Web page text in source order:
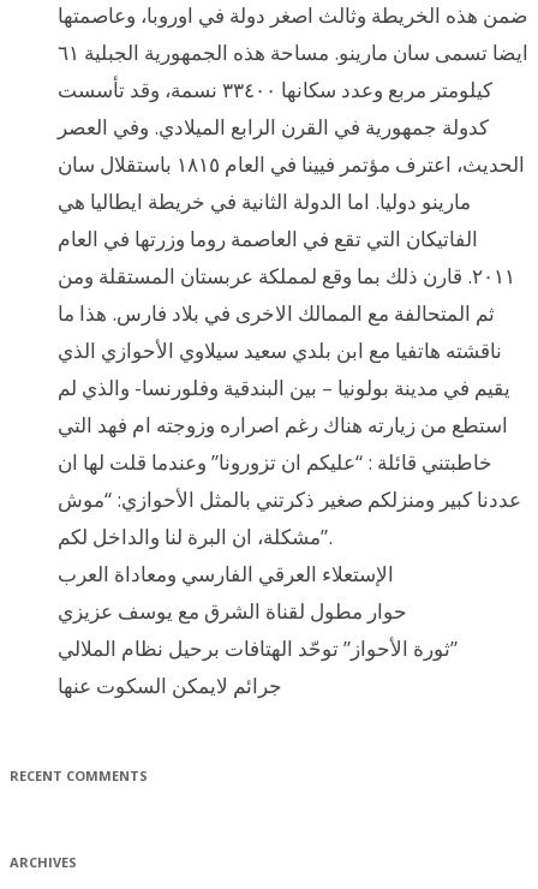
ضمن هذه الخريطة وثالث اصغر دولة في اوروبا، وعاصمتها
ايضا تسمى سان مارينو. مساحة هذه الجمهورية الجبلية ٦١
كيلومتر مربع وعدد سكانها ٣٣٤٠٠ نسمة، وقد تأسست
كدولة جمهورية في القرن الرابع الميلادي. وفي العصر
الحديث، اعترف مؤتمر فيينا في العام ١٨١٥ باستقلال سان
مارينو دوليا. اما الدولة الثانية في خريطة ايطاليا هي
الفاتيكان التي تقع في العاصمة روما وزرتها في العام
٢٠١١. قارن ذلك بما وقع لمملكة عربستان المستقلة ومن
ثم المتحالفة مع الممالك الاخرى في بلاد فارس. هذا ما
ناقشته هاتفيا مع ابن بلدي سعيد سيلاوي الأحوازي الذي
يقيم في مدينة بولونيا – بين البندقية وفلورنسا- والذي لم
استطع من زيارته هناك رغم اصراره وزوجته ام فهد التي
خاطبتني قائلة : “عليكم ان تزورونا” وعندما قلت لها ان
عددنا كبير ومنزلكم صغير ذكرتني بالمثل الأحوازي: “موش
مشكلة، ان البرة لنا والداخل لكم”.
الإستعلاء العرقي الفارسي ومعاداة العرب
حوار مطول لقناة الشرق مع يوسف عزيزي
ثورة الأحواز” توحّد الهتافات برحيل نظام الملالي”
جرائم لايمكن السكوت عنها
RECENT COMMENTS
ARCHIVES